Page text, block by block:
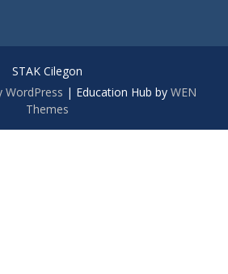
STAK Cilegon
WordPress | Education Hub by WEN
Themes